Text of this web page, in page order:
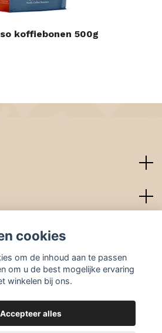
koffiebonen 500g
cookies
om de inhoud aan te passen
om u de best mogelijke ervaring
winkelen bij ons.
Accepteer alles